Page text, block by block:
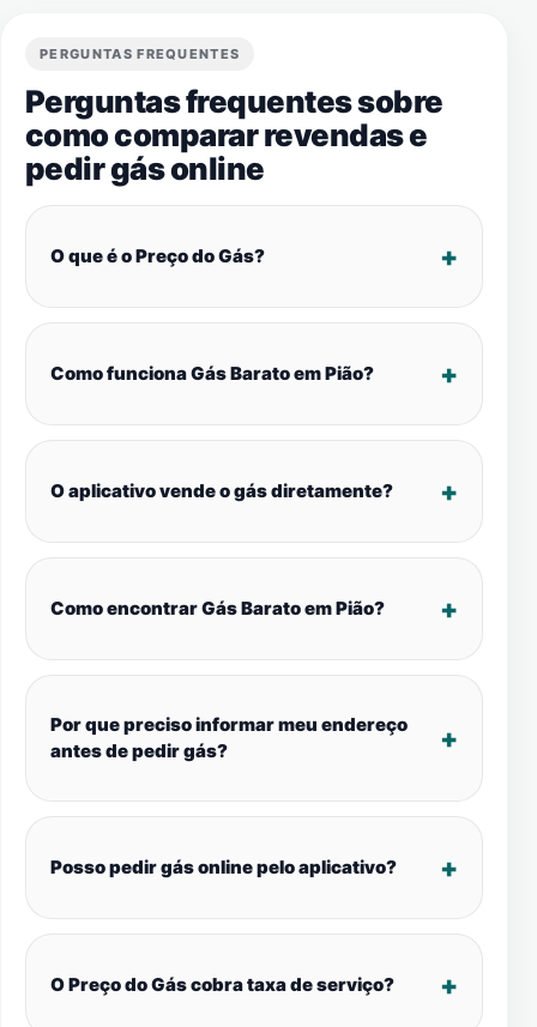
PERGUNTAS FREQUENTES
Perguntas frequentes sobre
como comparar revendas e
pedir gás online
O que é o Preço do Gás?
Como funciona Gás Barato em Pião?
O aplicativo vende o gás diretamente?
Como encontrar Gás Barato em Pião?
Por que preciso informar meu endereço
antes de pedir gás?
Posso pedir gás online pelo aplicativo?
O Preço do Gás cobra taxa de serviço?